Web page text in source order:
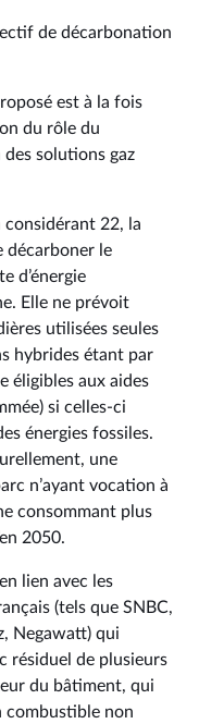
de décarbonation
est à la fois
du rôle du
solutions gaz
considérant 22, la
décarboner le
d’énergie
Elle ne prévoit
utilisées seules
hybrides étant par
éligibles aux aides
si celles-ci
énergies fossiles.
une
n’ayant vocation à
consommant plus
2050.
lien avec les
(tels que SNBC,
Negawatt) qui
résiduel de plusieurs
du bâtiment, qui
combustible non